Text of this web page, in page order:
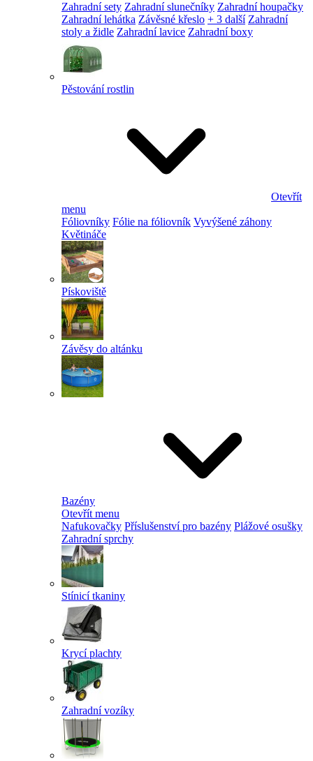
Zahradní sety Zahradní slunečníky Zahradní houpačky
Zahradní lehátka Závěsné křeslo + 3 další Zahradní
stoly a židle Zahradní lavice Zahradní boxy
Pěstování rostlin
Otevřít
menu
Fóliovníky Fólie na fóliovník Vyvýšené záhony
Květináče
Pískoviště
Závěsy do altánku
Bazény
Otevřít menu
Nafukovačky Příslušenství pro bazény Plážové osušky
Zahradní sprchy
Stínicí tkaniny
Krycí plachty
Zahradní vozíky